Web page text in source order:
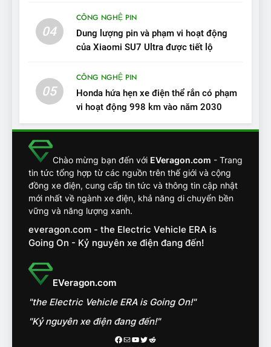
đồng
12
VinFast VF7 – Mẫu xe cá
ĐÁNH GIÁ XE
Chuyên gia tiết lộ bài test
đối về an toàn trên VinFast
VF8
ĐÁNH GIÁ XE
14
VinFast VF7 đang bỏ xa
như thế nào?
ĐÁNH GIÁ XE
15
‘cảnh vệ’ ADAS, ‘trợ lý’ ViVi
trên ngàn dặm đường
CÔNG NGHỆ AI, TỰ LÁI, ADAS,
ROBOTAXI
ĐÁNH GIÁ XE
04
CÔNG NGHỆ PIN
Dung lượng pin và phạm vi hoạt động
của Xiaomi SU7 Ultra được tiết lộ
05
CÔNG NGHỆ PIN
Honda hứa hẹn xe điện thể rắn có phạm
vi hoạt động 998 km vào năm 2030
Chào mừng bạn đến với EVeragon.com - Trang
tin tức tổng hợp từ các nguồn trên thế giới và cộng
đồng xe điện, cung cấp tin tức và thông tin cập nhật
mới nhất về ngành xe điện, khả năng di chuyển bền
vững và năng lượng xanh.
everagon.com - the Electric Vehicle ERA is
Going On - Kỷ nguyên xe điện đang đến!
EVeragon.com
"the Electric Vehicle ERA is Going On!"
"Kỷ nguyên xe điện đang đến!"
Facebook
MailYoutube
Twitter